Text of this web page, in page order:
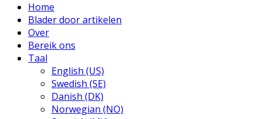
Home
Blader door artikelen
Over
Bereik ons
Taal
English (US)
Swedish (SE)
Danish (DK)
Norwegian (NO)